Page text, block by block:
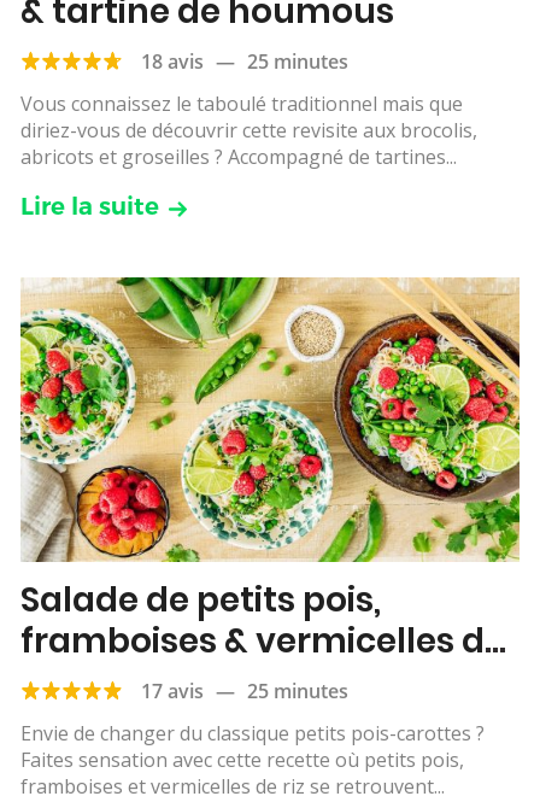
& tartine de houmous
18 avis — 25 minutes
Vous connaissez le taboulé traditionnel mais que
diriez-vous de découvrir cette revisite aux brocolis,
abricots et groseilles ? Accompagné de tartines...
Lire la suite
Salade de petits pois,
framboises & vermicelles de
riz
17 avis — 25 minutes
Envie de changer du classique petits pois-carottes ?
Faites sensation avec cette recette où petits pois,
framboises et vermicelles de riz se retrouvent...